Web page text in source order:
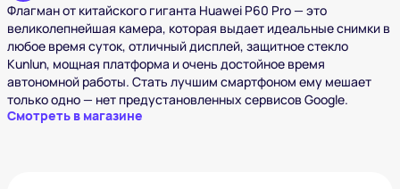
Флагман от китайского гиганта Huawei P60 Pro — это
великолепнейшая камера, которая выдает идеальные снимки в
любое время суток, отличный дисплей, защитное стекло
Kunlun, мощная платформа и очень достойное время
автономной работы. Стать лучшим смартфоном ему мешает
только одно — нет предустановленных сервисов Google.
Смотреть в магазине